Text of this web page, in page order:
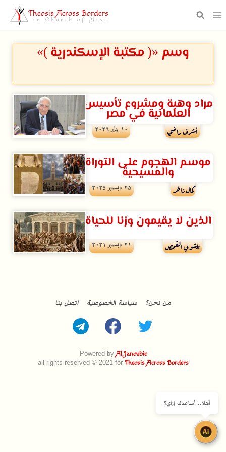
Theosis Across Borders
in Church of Misr
وسم «( مكتبة الإسكندرية )»
مراد وهبة ومشروع تأسيس
العلمانية في مصر
أشرف راضي ۱۰ يناير ۲۰۲٦
موسم الهجوم على التوراة
والمسيحية
كمال زاخر ۲۵ ديسمبر ۲۰۲۵
الذين لا يقيمون وزنا للحياة
بيشوي القمص ۲۱ ديسمبر ۲۰۲۱
Powered byAl.Janoubie
all rights reserved © 2021 for Theosis Across Borders
من نحن؟ سياسة الخصوصية اتصل بنا
أهلا.. أساعدك إزاي؟